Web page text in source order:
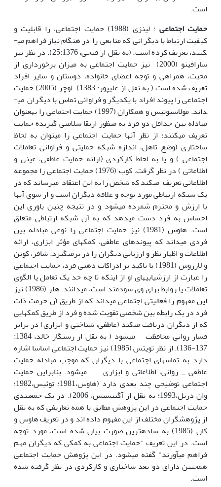
است.
حمایت اجتماعی
: لینزی (1988) حمایت اجتماعی، را قابلیت و
کیفیت ارتباط با دیگرانی که منابعی را در هنگام نیاز فراهم می­
کنند، تعریف کرده است. (به نقل از فتحی، 25:1376). در نظر نیز
سارافینو (2000) نیز حمایت اجتماعی به میزان برخورداری از
محبت، همراهی و توجه اعضای خانواده، دوستان و سایر افراد
تعریف شده است ( به نقل از علی­پور: 1383). لوچر (2005) حمایت
اجتماعی را پیوند افراد با یکدیگر و فراوانی تماس با دیگران می­
داند. مولاسیوتیس و همکاران (1997) حمایت اجتماعی را به­عنوان
مبادله بین حداقل دو فرد به منظور ارتقا سلامتی گیرنده حمایت
تعریف می­کنند؛ از نظر آن­ها حمایت اجتماعی را می­توان به لحاظ
ساختاری (وضع تاهل، اندازه شبکه حمایتی و فراوانی تعاملات
اجتماعی ) و یا به لحاظ کارکردی (ارائه حمایت عاطفی، عینی و
اطلاعاتی ) در نظر گرفت. کوب (1976) حمایت اجتماعی را مجموعه
اطلاعاتی تعریف می­کند که شخص را به این اعتقاد می­رساند که در
یک شبکه ارتباطی مورد توجه و علاقه دیگران است و از سوی آن­ها
با ارزش و محترم شمرده می­شود و در نتیجه چنین باوری این
احساس به فرد دست می­دهد که به آن شبکه ارتباطی متعلق
است. هاوس (1981) نیز حمایت اجتماعی را نوعی مبادله بین
فردی می­داند که پیوندهای عاطفی، کمک­های مؤثر ابزاری، ارائه
اطلاعات و اظهار نظر و ارزیابی دیگران را در برمی­گیرد. شافر، کوبن
و لازروس (1981) با تاکید بر ادراکات ذهنی فرد، حمایت اجتماعی
را عبارت از ارزشیابی­های او از این­که تا چه حد یک تعامل یا الگوی
تعاملات یا روابط برای وی سودمند است، می­دانند. هلر (1986) نیز
این مفهوم را فعالیتی اجتماعی می­داند که از طریق آن حرمت ذات
فرد در یک رابطه بین شخصی تقویت شده و فرد از طریق کمک­هایی
که از دیگران دریافت می­کند (عاطفی، شناختی و ابزاری) در برابر
فشار روانی محافظت می­شود ( به نقل از رستگار خالد، 1384:
137-136). از نظر تویتس (1985) نیز حمایت اجتماعی اساسا اشاره
دارد به تماس­های اجتماعی با دیگران که موجب مبادله حمایت
عاطفی _ روانی، اطلاعاتی و ابزاری می­شود. بنابراین حمایت
اجتماعی توضیحی چند بعدی دارد (هاوس،1981؛ توئیس،1982؛
وان درپل،1993؛ به نقل از آگنیسیس، 2006). در یک جمع­بندی
حمایت اجتماعی در این پژوهش مطابق با همه تعاریفی که به نقل
از پژوهش­گران مختلف از این مفهوم داده اند و در تعریف هاوس و
کان (1985) به ساده­ترین صورت بیان شده است، مورد توجه
است. در این تعریف "حمایت اجتماعی به کمکی که دیگران مهم
فراهم می­آورند" گفته می­شود. در این پژوهش حمایت اجتماعی
هم­چنین دارای دو بعد ساختاری و کارکردی در نظر گرفته شده
است.